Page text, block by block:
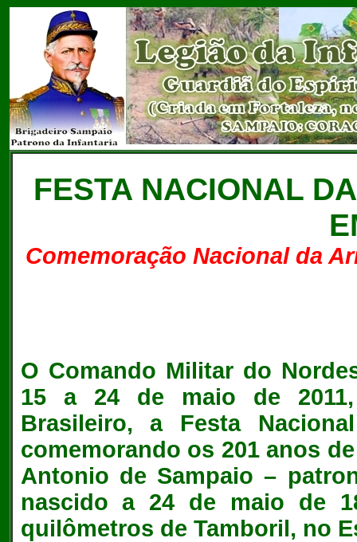
FESTA NACIONAL
Comemoração Nacional da
O Comando Militar do
15 a 24 de maio de
Brasileiro, a Festa
comemorando os 201 anos
Antonio de Sampaio –
nascido a 24 de maio de
quilômetros de Tamboril, no